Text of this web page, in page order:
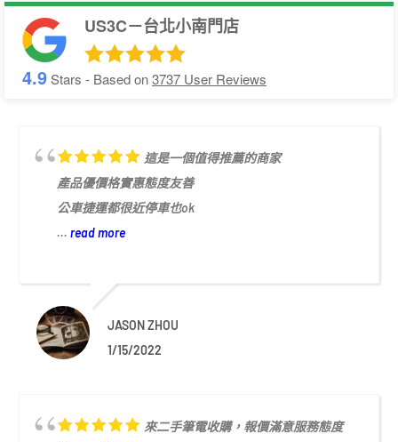
US3C－台北小南門店
4.9Stars - Based on3737 User Reviews
這是一個值得推薦的商家
產品優價格實惠態度友善
公車捷運都很近停車也ok
... read more
JASON ZHOU
1/15/2022
來二手筆電收購，報價滿意服務態度